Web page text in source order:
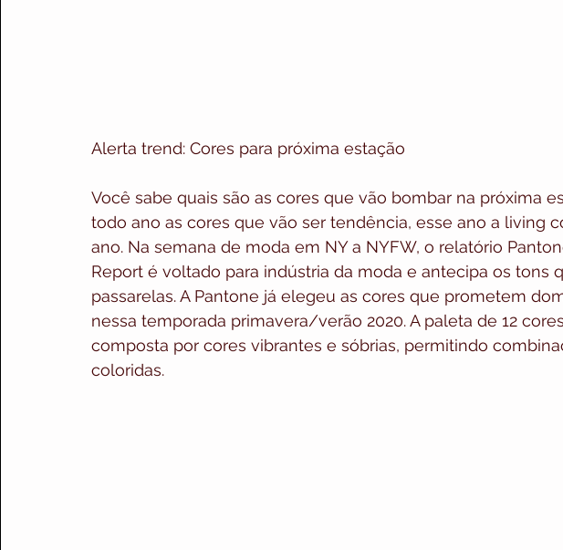
Alerta trend: Cores para próxima estação
Você sabe quais são as cores que vão bombar na próxima
todo ano as cores que vão ser tendência, esse ano a living
ano. Na semana de moda em NY a NYFW, o relatório
Report é voltado para indústria da moda e antecipa os tons
passarelas. A Pantone já elegeu as cores que prometem
nessa temporada primavera/verão 2020. A paleta de 12
composta por cores vibrantes e sóbrias, permitindo
coloridas.